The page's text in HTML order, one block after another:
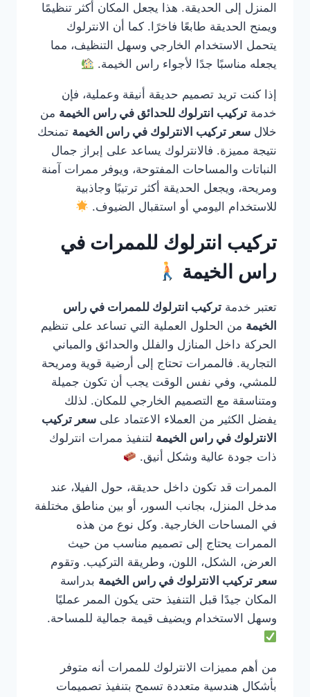
المنزل إلى الحديقة. هذا يجعل المكان أكثر تنظيمًا
ويمنح الحديقة طابعًا فاخرًا. كما أن الانترلوك
يتحمل الاستخدام الخارجي وسهل التنظيف، مما
يجعله مناسبًا جدًا لأجواء راس الخيمة.
إذا كنت تريد تصميم حديقة أنيقة وعملية، فإن
خدمة تركيب انترلوك للحدائق في راس الخيمة من
خلال سعر تركيب الانترلوك في راس الخيمة تمنحك
نتيجة مميزة. فالانترلوك يساعد على إبراز جمال
النباتات والمساحات المفتوحة، ويوفر ممرات آمنة
ومريحة، ويجعل الحديقة أكثر ترتيبًا وجاذبية
للاستخدام اليومي أو استقبال الضيوف.
تركيب انترلوك للممرات في
راس الخيمة
تعتبر خدمة تركيب انترلوك للممرات في راس
الخيمة من الحلول العملية التي تساعد على تنظيم
الحركة داخل المنازل والفلل والحدائق والمباني
التجارية. فالممرات تحتاج إلى أرضية قوية ومريحة
للمشي، وفي نفس الوقت يجب أن تكون جميلة
ومتناسقة مع التصميم الخارجي للمكان. لذلك
يفضل الكثير من العملاء الاعتماد على سعر تركيب
الانترلوك في راس الخيمة لتنفيذ ممرات انترلوك
ذات جودة عالية وشكل أنيق.
الممرات قد تكون داخل حديقة، حول الفيلا، عند
مدخل المنزل، بجانب السور، أو بين مناطق مختلفة
في المساحات الخارجية. وكل نوع من هذه
الممرات يحتاج إلى تصميم مناسب من حيث
العرض، الشكل، اللون، وطريقة التركيب. وتقوم
سعر تركيب الانترلوك في راس الخيمة بدراسة
المكان جيدًا قبل التنفيذ حتى يكون الممر عمليًا
وسهل الاستخدام ويضيف قيمة جمالية للمساحة.
من أهم مميزات الانترلوك للممرات أنه متوفر
بأشكال هندسية متعددة تسمح بتنفيذ تصميمات